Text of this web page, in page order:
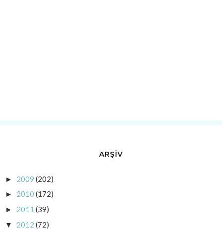
ARŞİV
► 2009 (202)
► 2010 (172)
► 2011 (39)
▼ 2012 (72)